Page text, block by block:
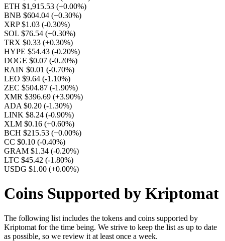
ETH $1,915.53 (+0.00%)
BNB $604.04 (+0.30%)
XRP $1.03 (-0.30%)
SOL $76.54 (+0.30%)
TRX $0.33 (+0.30%)
HYPE $54.43 (-0.20%)
DOGE $0.07 (-0.20%)
RAIN $0.01 (-0.70%)
LEO $9.64 (-1.10%)
ZEC $504.87 (-1.90%)
XMR $396.69 (+3.90%)
ADA $0.20 (-1.30%)
LINK $8.24 (-0.90%)
XLM $0.16 (+0.60%)
BCH $215.53 (+0.00%)
CC $0.10 (-0.40%)
GRAM $1.34 (-0.20%)
LTC $45.42 (-1.80%)
USDG $1.00 (+0.00%)
Coins Supported by Kriptomat
The following list includes the tokens and coins supported by
Kriptomat for the time being. We strive to keep the list as up to date
as possible, so we review it at least once a week.